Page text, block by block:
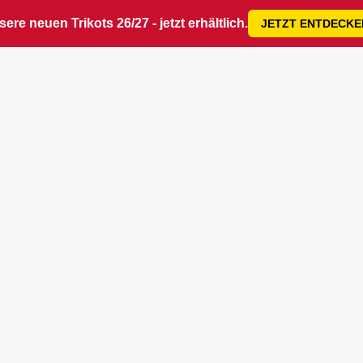
neuen Trikots 26/27 - jetzt erhältlich. JETZT